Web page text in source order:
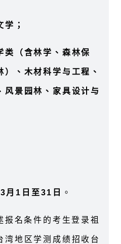
；
类（含林学、森林保
、木材科学与工程、
风景园林、家具设计与
3 月 1 日至31 日 。
报名条件的考生登录祖
湾地区学测成绩招收台